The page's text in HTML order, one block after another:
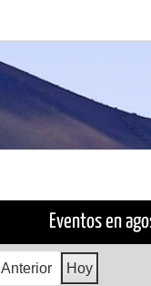
Eventos en
Anterior Hoy